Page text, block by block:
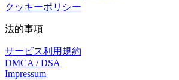
クッキーポリシー
法的事項
サービス利用規約
DMCA / DSA
Impressum